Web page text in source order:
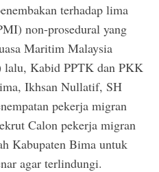
terhadap lima
non-prosedural yang
Maritim Malaysia
Kabid PPTK dan PKK
Ikhsan Nullatif, SH
pekerja migran
Calon pekerja migran
Kabupaten Bima untuk
agar terlindungi.